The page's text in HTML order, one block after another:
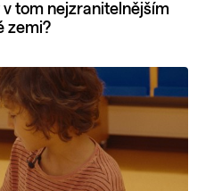
tom nejzranitelnějším
zemi?